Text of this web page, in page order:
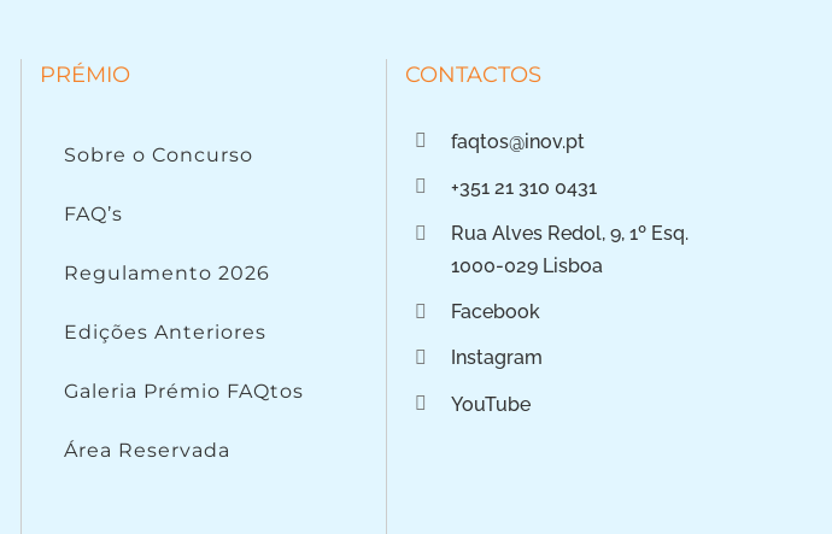
PRÉMIO
Sobre o Concurso
FAQ’s
Regulamento 2026
Edições Anteriores
Galeria Prémio FAQtos
Área Reservada
CONTACTOS
faqtos@inov.pt
+351 21 310 0431
Rua Alves Redol, 9, 1º Esq.
1000-029 Lisboa
Facebook
Instagram
YouTube